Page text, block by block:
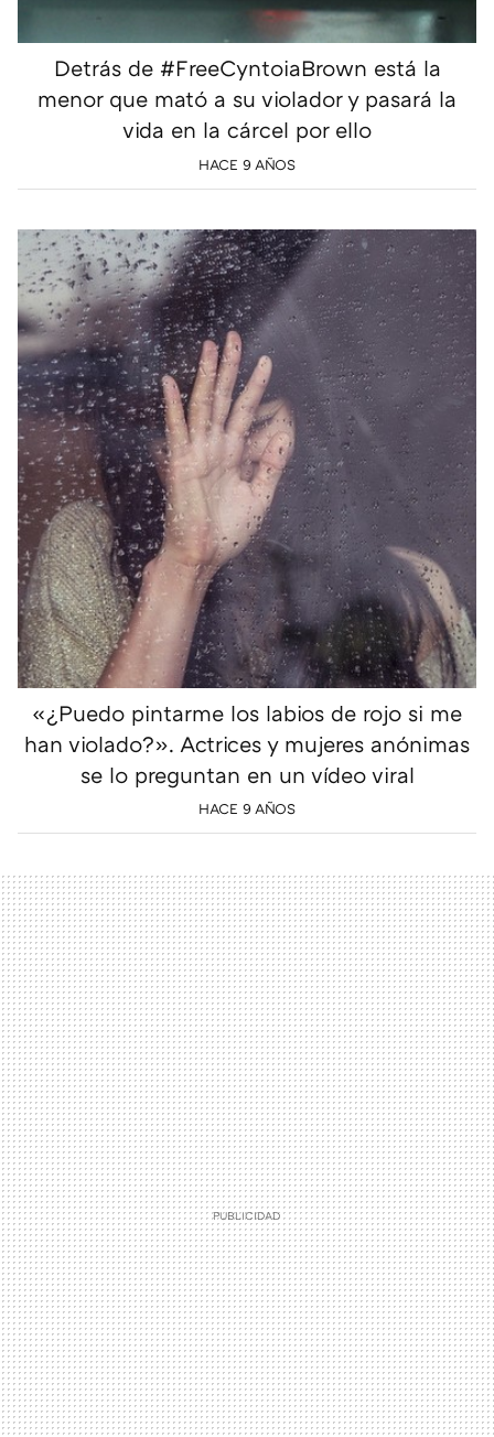
Detrás de #FreeCyntoiaBrown está la
menor que mató a su violador y pasará la
vida en la cárcel por ello
HACE 9 AÑOS
«¿Puedo pintarme los labios de rojo si me
han violado?». Actrices y mujeres anónimas
se lo preguntan en un vídeo viral
HACE 9 AÑOS